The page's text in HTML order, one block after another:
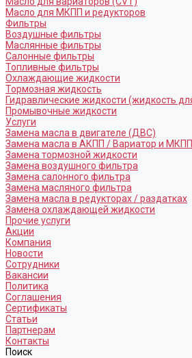
Масло для МКПП и редукторов
Фильтры
Воздушные фильтры
Маслянные фильтры
Салонные фильтры
Топливные фильтры
Охлаждающие жидкости
Тормозная жидкость
Гидравлические жидкости (жидкость
Промывочные жидкости
Услуги
Замена масла в двигателе (ДВС)
Замена масла в АКПП / Вариатор и МКПП
Замена тормозной жидкости
Замена воздушного фильтра
Замена салонного фильтра
Замена масляного фильтра
Замена масла в редукторах / раздатках
Замена охлаждающей жидкости
Прочие услуги
Акции
Компания
Новости
Сотрудники
Вакансии
Политика
Соглашения
Сертификаты
Статьи
Партнерам
Контакты
Поиск